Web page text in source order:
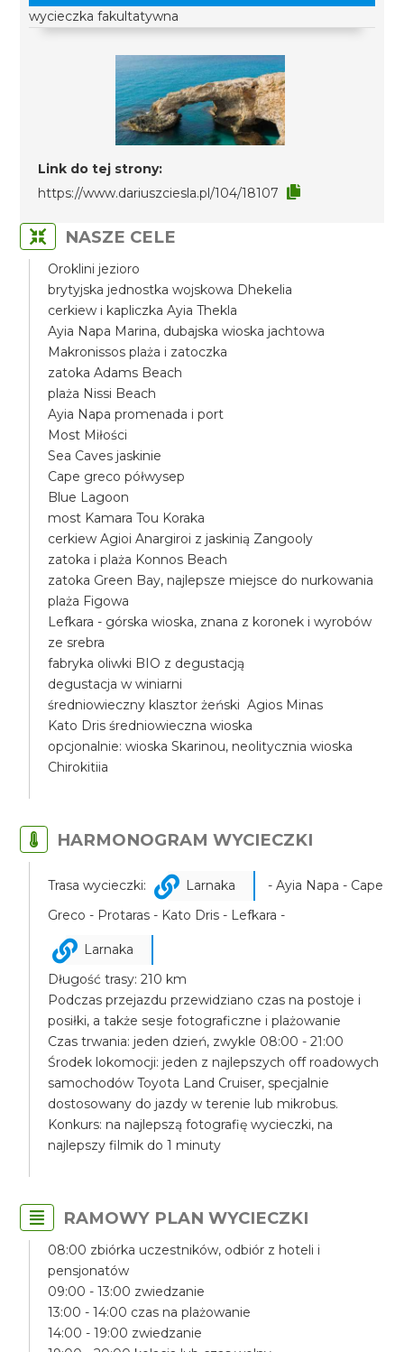
wycieczka fakultatywna
Link do tej strony:
https://www.dariuszciesla.pl/104/18107
NASZE CELE
Oroklini jezioro
brytyjska jednostka wojskowa Dhekelia
cerkiew i kapliczka Ayia Thekla
Ayia Napa Marina, dubajska wioska jachtowa
Makronissos plaża i zatoczka
zatoka Adams Beach
plaża Nissi Beach
Ayia Napa promenada i port
Most Miłości
Sea Caves jaskinie
Cape greco półwysep
Blue Lagoon
most Kamara Tou Koraka
cerkiew Agioi Anargiroi z jaskinią Zangooly
zatoka i plaża Konnos Beach
zatoka Green Bay, najlepsze miejsce do nurkowania
plaża Figowa
Lefkara - górska wioska, znana z koronek i wyrobów
ze srebra
fabryka oliwki BIO z degustacją
degustacja w winiarni
średniowieczny klasztor żeński Agios Minas
Kato Dris średniowieczna wioska
opcjonalnie: wioska Skarinou, neolitycznia wioska
Chirokitiia
HARMONOGRAM WYCIECZKI
Trasa wycieczki: Larnaka
- Ayia Napa - Cape
Greco - Protaras - Kato Dris - Lefkara -
Larnaka
Długość trasy: 210 km
Podczas przejazdu przewidziano czas na postoje i
posiłki, a także sesje fotograficzne i plażowanie
Czas trwania: jeden dzień, zwykle 08:00 - 21:00
Środek lokomocji: jeden z najlepszych off roadowych
samochodów Toyota Land Cruiser, specjalnie
dostosowany do jazdy w terenie lub mikrobus.
Konkurs: na najlepszą fotografię wycieczki, na
najlepszy filmik do 1 minuty
RAMOWY PLAN WYCIECZKI
08:00 zbiórka uczestników, odbiór z hoteli i
pensjonatów
09:00 - 13:00 zwiedzanie
13:00 - 14:00 czas na plażowanie
14:00 - 19:00 zwiedzanie